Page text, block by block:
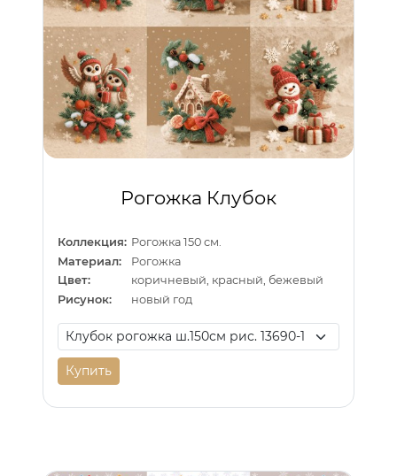
Рогожка Клубок
Коллекция: Рогожка 150 см.
Материал:
Рогожка
Цвет:
коричневый, красный, бежевый
Рисунок:
новый год
Купить